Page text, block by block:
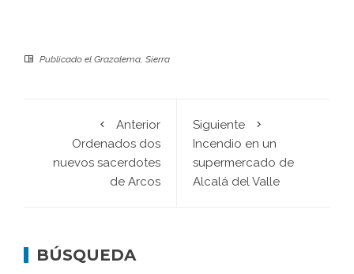
Publicado el Grazalema Sierra
Anterior
Ordenados dos
nuevos sacerdotes
de Arcos
Siguiente
Incendio en un
supermercado de
Alcalá del Valle
BÚSQUEDA